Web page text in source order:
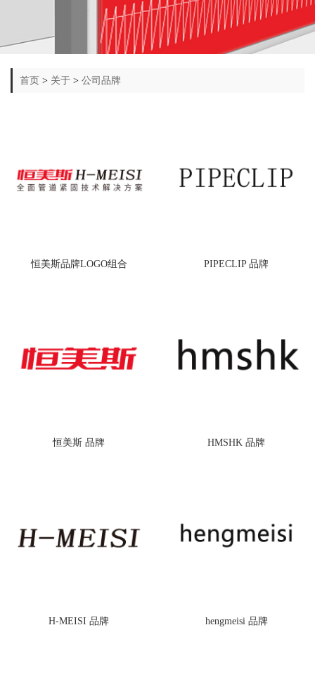
首页 > 关于 > 公司品牌
恒美斯品牌LOGO组合 PIPECLIP 品牌
恒美斯 品牌 HMSHK 品牌
H-MEISI 品牌 hengmeisi 品牌